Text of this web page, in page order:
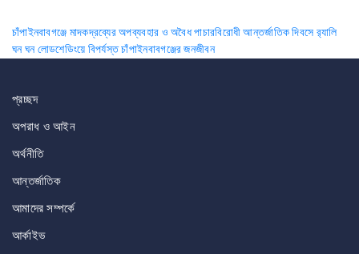
Post
navigation
চাঁপাইনবাবগঞ্জে মাদকদ্রব্যের অপব্যবহার ও অবৈধ পাচারবিরোধী আন্তর্জাতিক দিবসে র‌্যালি
ঘন ঘন লোডশেডিংয়ে বিপর্যস্ত চাঁপাইনবাবগঞ্জের জনজীবন
প্রচ্ছদ
অপরাধ ও আইন
অর্থনীতি
আন্তর্জাতিক
আমাদের সম্পর্কে
আর্কাইভ